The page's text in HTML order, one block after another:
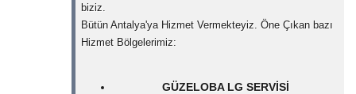
biziz.
Bütün Antalya'ya Hizmet Vermekteyiz. Öne Çıkan bazı
Hizmet Bölgelerimiz:
GÜZELOBA LG SERVISI